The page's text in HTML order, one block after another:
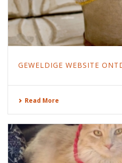
GEWELDIGE WEBSITE
Read More